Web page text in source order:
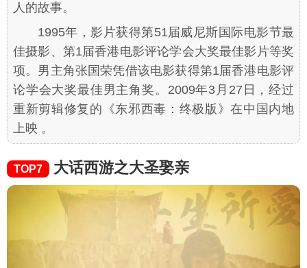
人的故事。
1995年，影片获得第51届威尼斯国际电影节最
佳摄影、第1届香港电影评论学会大奖最佳影片等奖
项。男主角张国荣凭借该电影获得第1届香港电影评
论学会大奖最佳男主角奖。2009年3月27日，经过
重新剪辑修复的《东邪西毒：终极版》在中国内地
上映 。
TOP7 大话西游之大圣娶亲